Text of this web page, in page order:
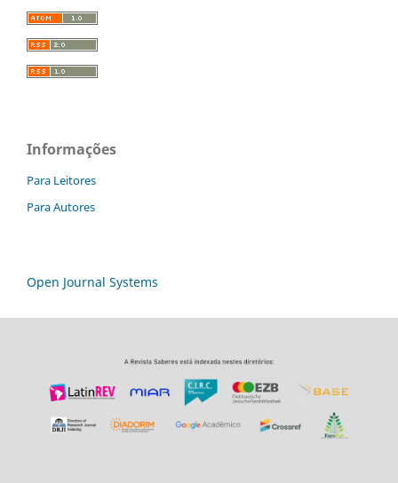
Informações
Para Leitores
Para Autores
Open Journal Systems